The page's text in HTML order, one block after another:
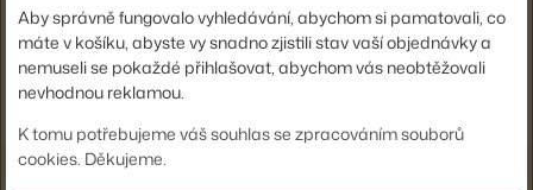
Ste zo Slovenska? Prejdite naKreslá
Shopping from the EU? Switch to
Aby správně fungovalo vyhledávání, abychom si pamatovali, co
máte v košíku, abyste vy snadno zjistili stav vaší objednávky a
nemuseli se pokaždé přihlašovat, abychom vás neobtěžovali
nevhodnou reklamou.
K tomu potřebujeme váš souhlas se zpracováním souborů
cookies. Děkujeme.